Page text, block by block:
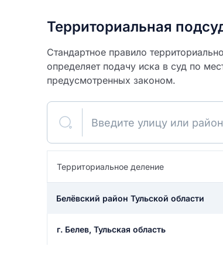
Территориальная
Стандартное правило
определяет подачу иска в суд по
предусмотренных законом.
Введите улицу или район
Территориальное деление
Белёвский район Тульской области
г. Белев, Тульская область
Как
Введите свое имя
Введите свой номер телефона
Ответ на отзыв